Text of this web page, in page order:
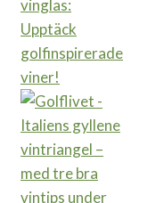
vinglas:
Upptäck
golfinspirerade
viner!